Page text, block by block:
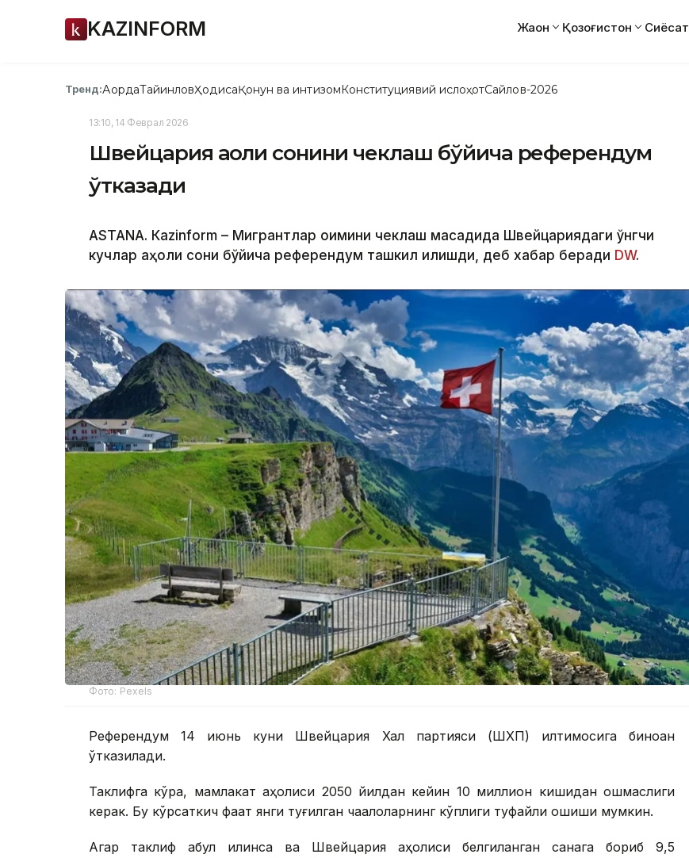
KAZINFORM Жаҳон Қозоғистон Сиёсат
Тренд:АқордаТайинловҲодисаҚонун ва интизомКонституциявий ислоҳотСайлов-2026
13:10, 14 Феврал 2026
Швейцария аҳоли сонини чеклаш бўйича референдум
ўтказади
ASTANА. Кazinform – Мигрантлар оқимини чеклаш мақсадида Швейцариядаги ўнгчи
кучлар аҳоли сони бўйича референдум ташкил қилишди, деб хабар беради DW.
Фото: Pexels
Референдум 14 июнь куни Швейцария Халқ партияси (ШХП) илтимосига биноан
ўтказилади.
Таклифга кўра, мамлакат аҳолиси 2050 йилдан кейин 10 миллион кишидан ошмаслиги
керак. Бу кўрсаткич фақат янги туғилган чақалоқларнинг кўплиги туфайли ошиши мумкин.
Агар таклиф қабул қилинса ва Швейцария аҳолиси белгиланган санага бориб 9,5